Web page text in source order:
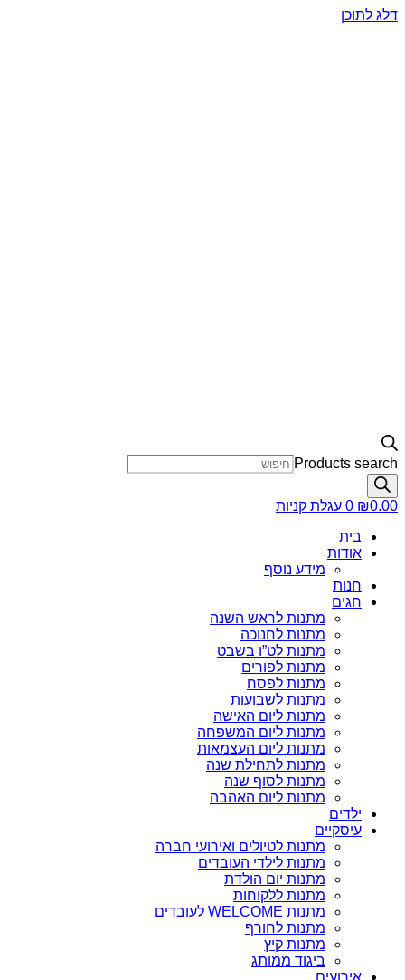
דלג לתוכן
Products search
₪0.00
0 עגלת קניות
בית
אודות
מידע נוסף
חנות
חגים
מתנות לראש השנה
מתנות לחנוכה
מתנות לט”ו בשבט
מתנות לפורים
מתנות לפסח
מתנות לשבועות
מתנות ליום האישה
מתנות ליום המשפחה
מתנות ליום העצמאות
מתנות לתחילת שנה
מתנות לסוף שנה
מתנות ליום האהבה
ילדים
עיסקיים
מתנות לטיולים ואירועי חברה
מתנות לילדי העובדים
מתנות יום הולדת
מתנות ללקוחות
מתנות WELCOME לעובדים
מתנות לחורף
מתנות קיץ
ביגוד ממותג
אירועים